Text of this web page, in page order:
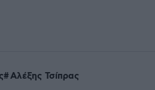
Αλέξης Τσίπρας